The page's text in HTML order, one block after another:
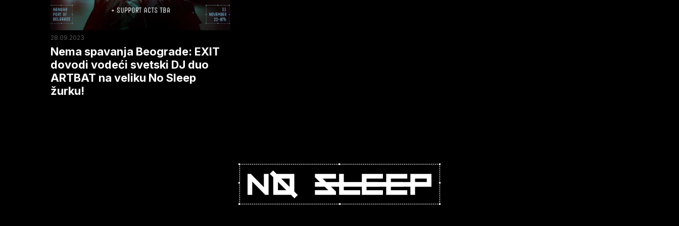
svetski
DJ
duo
ARTBAT
na
veliku
No
28.09.2023
Nema spavanja Beograde: EXIT
dovodi vodeći svetski DJ duo
ARTBAT na veliku No Sleep
žurku!